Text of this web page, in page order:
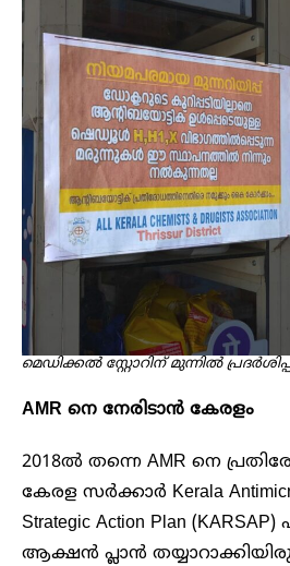
മെഡിക്കൽ സ്റ്റോറിന് മുന്നിൽ
AMR നെ നേരിടാൻ കേരളം
2018ൽ തന്നെ AMR നെ
കേരള സർക്കാർ Kerala
Strategic Action Plan
ആക്ഷൻ പ്ലാൻ